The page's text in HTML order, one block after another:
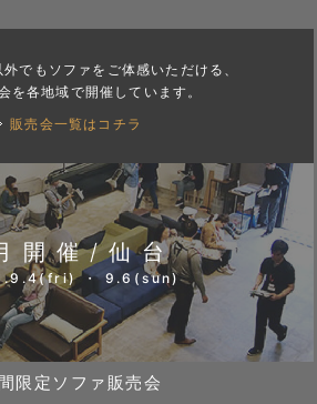
でもソファをご体感いただける、
を各地域で開催しています。
販売会一覧はコチラ
開催/仙台
・ 9.6(sun)
限定ソファ販売会